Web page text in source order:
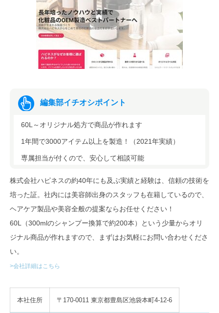
編集部イチオシポイント
60L～オリジナル処方で商品が作れます
1年間で3000アイテム以上を製造！（2021年実績）
専属担当が付くので、安心して相談可能
株式会社ハピネスの約40年にも及ぶ実績と経験は、信頼の技術を
培った証。社内には美容師出身のスタッフも在籍しているので、
ヘアケア製品や美容全般の提案ならお任せください！
60L（300mlのシャンプー換算で約200本）という少量からオリ
ジナル商品が作れますので、まずはお気軽にお問い合わせくださ
い。
>会社詳細はこちら
本社住所 〒170-0011 東京都豊島区池袋本町4-12-6